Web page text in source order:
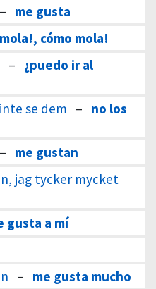
– me gusta
cómo mola!
– ¿puedo ir al
se dem – no los
– me gustan
jag tycker mycket
gusta a mí
– me gusta mucho